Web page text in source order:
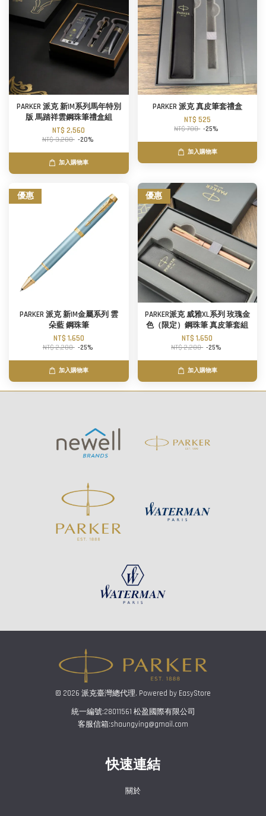
PARKER 派克 新IM系列馬年特別
版 馬踏祥雲鋼珠筆禮盒組
NT$ 2,560
NT$ 3,200 -20%
加入購物車
PARKER 派克 真皮筆套禮盒
NT$ 525
NT$ 700 -25%
加入購物車
優惠
PARKER 派克 新IM金屬系列 雲
朵藍 鋼珠筆
NT$ 1,650
NT$ 2,200 -25%
加入購物車
優惠
PARKER派克 威雅XL系列 玫瑰金
色（限定）鋼珠筆 真皮筆套組
NT$ 1,650
NT$ 2,200 -25%
加入購物車
© 2026 派克臺灣總代理. Powered by EasyStore
統一編號:28011561 松盈國際有限公司
客服信箱:shaungying@gmail.com
快速連結
關於